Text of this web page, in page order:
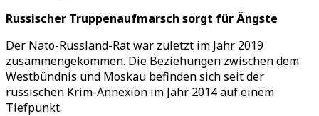
Russischer Truppenaufmarsch sorgt für Ängste
Der Nato-Russland-Rat war zuletzt im Jahr 2019
zusammengekommen. Die Beziehungen zwischen dem
Westbündnis und Moskau befinden sich seit der
russischen Krim-Annexion im Jahr 2014 auf einem
Tiefpunkt.